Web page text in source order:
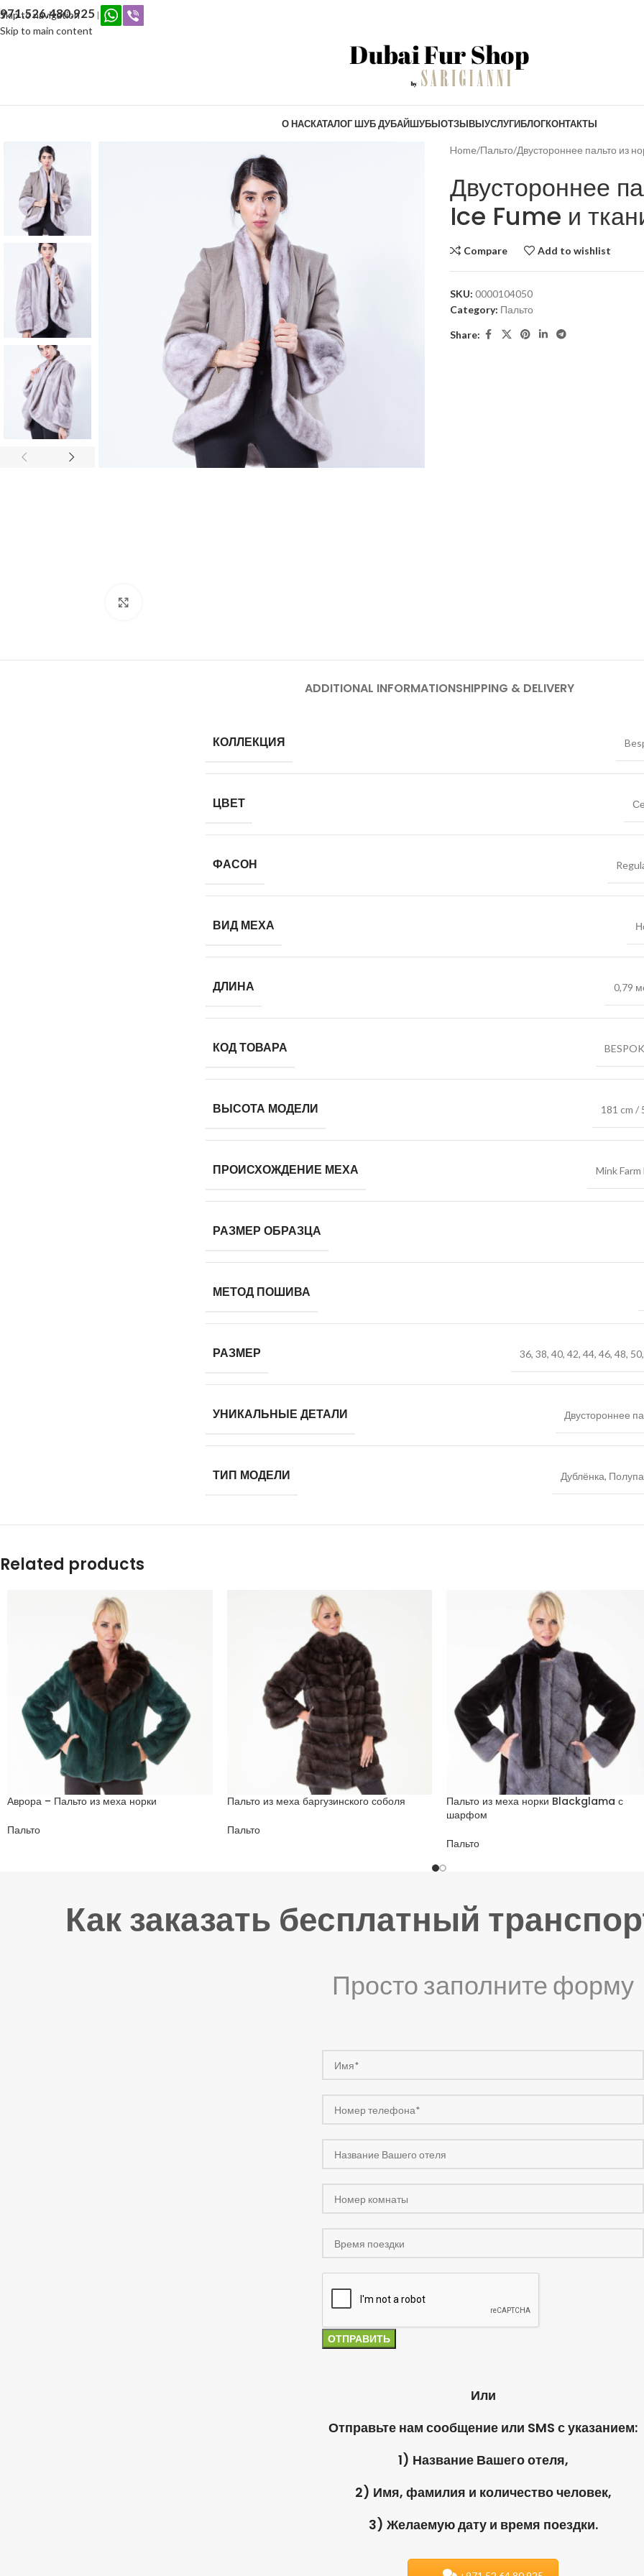
Skip to navigation
Skip to main content
|
О НАСКАТАЛОГ ШУБ ДУБАЙШУБЫОТЗЫВЫУСЛУГИБЛОГКОНТАКТЫ
Home Пальто Двустороннее пальто из
Двустороннее
Ice Fume и
Compare Add to wishlist
SKU: 0000104050
Category: Пальто
Share:
ADDITIONAL INFORMATIONSHIPPING & DELIVERY
КОЛЛЕКЦИЯ
ЦВЕТ
ФАСОН
ВИД МЕХА
ДЛИНА 0,79
КОД ТОВАРА
ВЫСОТА МОДЕЛИ 181 cm /
ПРОИСХОЖДЕНИЕ МЕХА Mink Farm
РАЗМЕР ОБРАЗЦА
МЕТОД ПОШИВА
РАЗМЕР 36, 38, 40, 42, 44, 46, 48, 50,
УНИКАЛЬНЫЕ ДЕТАЛИ Двустороннее
ТИП МОДЕЛИ Дублёнка,
Related products
Аврора – Пальто из меха норки
Пальто
Пальто из меха баргузинского соболя
Пальто
Пальто из меха норки Blackglama с
шарфом
Пальто
Как заказать бесплатный
Просто заполните форму
Или
Отправьте нам сообщение или SMS с указанием:
1) Название Вашего отеля,
2) Имя, фамилия и количество человек,
3) Желаемую дату и время поездки.